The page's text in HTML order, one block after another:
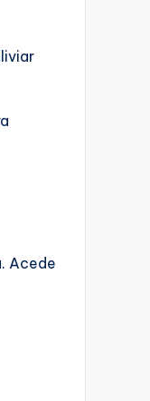
Acede